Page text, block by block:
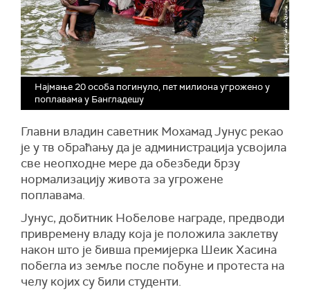
Најмање 20 особа погинуло, пет милиона угрожено у
поплавама у Бангладешу
Главни владин саветник Мохамад Јунус рекао
је у тв обраћању да је администрација усвојила
све неопходне мере да обезбеди брзу
нормализацију живота за угрожене
поплавама.
Јунус, добитник Нобелове награде, предводи
привремену владу која је положила заклетву
након што је бивша премијерка Шеик Хасина
побегла из земље после побуне и протеста на
челу којих су били студенти.